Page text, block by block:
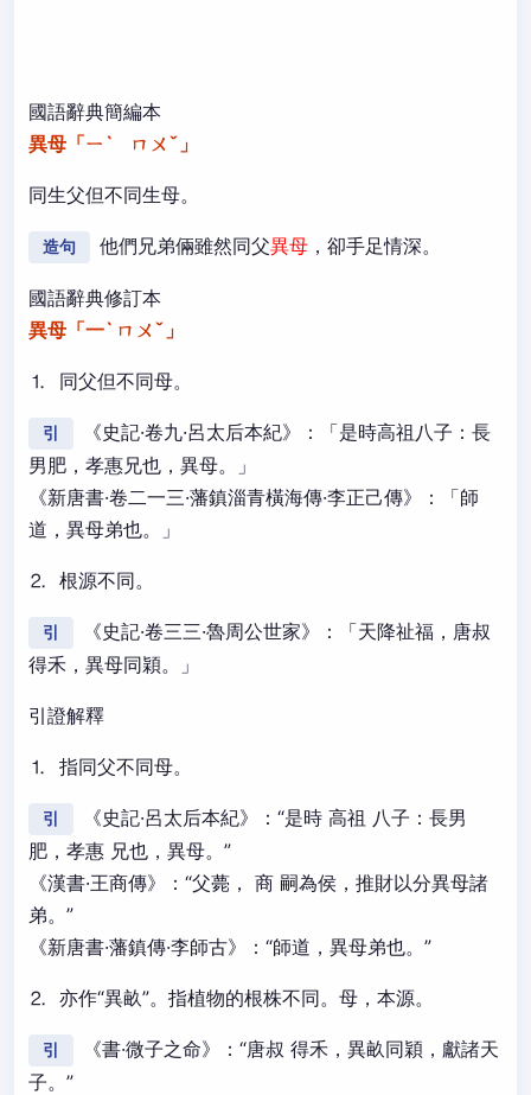
國語辭典簡編本
異母「ㄧˋ ㄇㄨˇ」
同生父但不同生母。
造句 他們兄弟倆雖然同父異母 ，卻手足情深。
國語辭典修訂本
異母「一ˋ ㄇㄨˇ」
⒈ 同父但不同母。
引
《史記·卷九·呂太后本紀》：「是時高祖八子：長
男肥，孝惠兄也，異母。」
《新唐書·卷二一三·藩鎮淄青橫海傳·李正己傳》：「師
道，異母弟也。」
⒉ 根源不同。
引
《史記·卷三三·魯周公世家》：「天降祉福，唐叔
得禾，異母同穎。」
引證解釋
⒈ 指同父不同母。
引
《史記·呂太后本紀》：“是時 高祖 八子：長男
肥，孝惠 兄也，異母。”
《漢書·王商傳》：“父薨， 商 嗣為侯，推財以分異母諸
弟。”
《新唐書·藩鎮傳·李師古》：“師道，異母弟也。”
⒉ 亦作“異畝”。指植物的根株不同。母，本源。
引
《書·微子之命》：“唐叔 得禾，異畝同穎，獻諸天
子。”